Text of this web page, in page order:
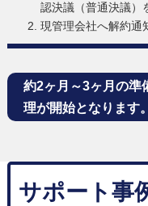
認決議（普通決議）
現管理会社へ解約通
約2ヶ月～3ヶ月の準
理が開始となります。
サポート事